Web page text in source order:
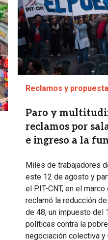
Reclamos y
Paro y
reclamos por
e ingreso a la
Miles de trabajadores
este 12 de agosto y
el PIT-CNT, en el
reclamó la reducción
de 48, un impuesto del
políticas contra la
negociación colectiva y